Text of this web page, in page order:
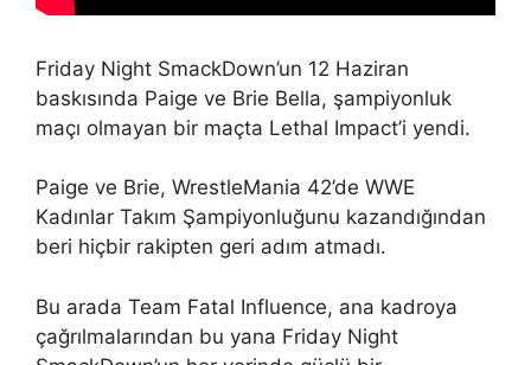
Friday Night SmackDown’un 12 Haziran
baskısında Paige ve Brie Bella, şampiyonluk
maçı olmayan bir maçta Lethal Impact’i yendi.
Paige ve Brie, WrestleMania 42’de WWE
Kadınlar Takım Şampiyonluğunu kazandığından
beri hiçbir rakipten geri adım atmadı.
Bu arada Team Fatal Influence, ana kadroya
çağrılmalarından bu yana Friday Night